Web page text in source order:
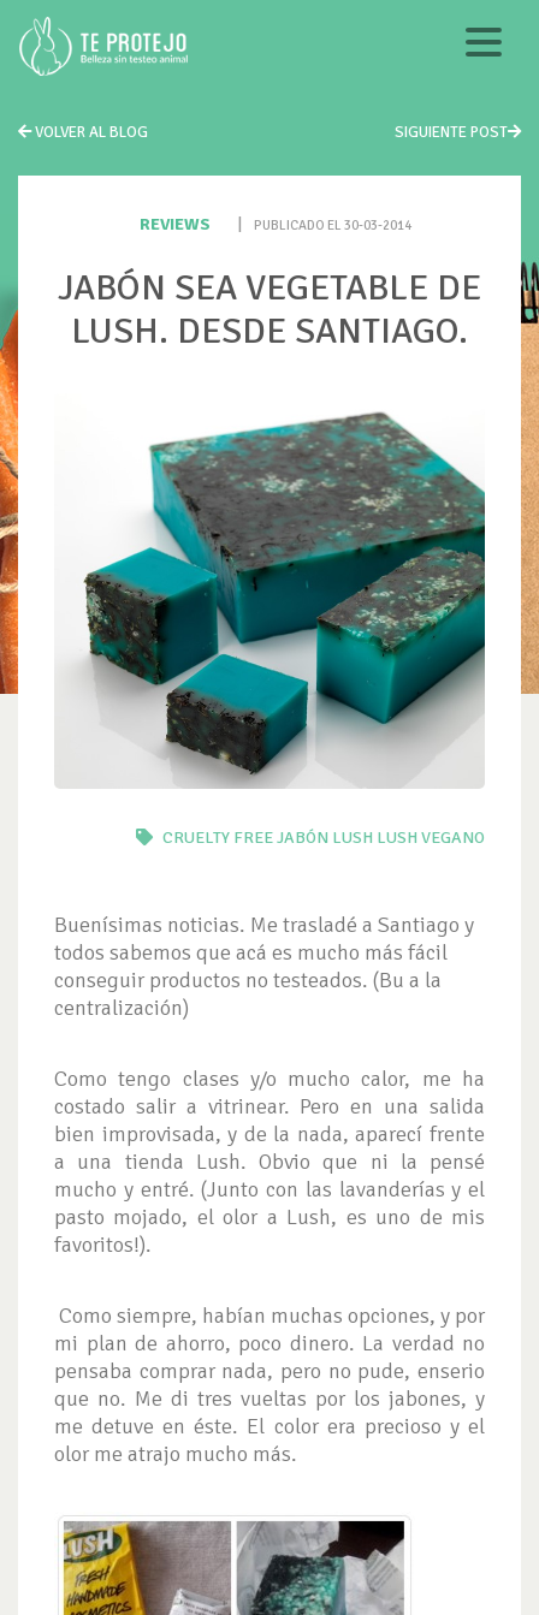
VOLVER AL BLOG SIGUIENTE POST
REVIEWS PUBLICADO EL 30-03-2014
JABÓN SEA VEGETABLE DE
LUSH. DESDE SANTIAGO.
CRUELTY FREEJABÓN LUSH LUSH VEGANO
Buenísimas noticias. Me trasladé a Santiago y
todos sabemos que acá es mucho más fácil
conseguir productos no testeados. (Bu a la
centralización)
Como tengo clases y/o mucho calor, me ha
costado salir a vitrinear. Pero en una salida
bien improvisada, y de la nada, aparecí frente
a una tienda Lush. Obvio que ni la pensé
mucho y entré. (Junto con las lavanderías y el
pasto mojado, el olor a Lush, es uno de mis
favoritos!).
Como siempre, habían muchas opciones, y por
mi plan de ahorro, poco dinero. La verdad no
pensaba comprar nada, pero no pude, enserio
que no. Me di tres vueltas por los jabones, y
me detuve en éste. El color era precioso y el
olor me atrajo mucho más.